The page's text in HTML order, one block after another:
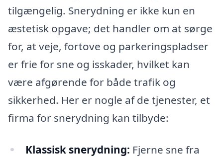
tilgængelig. Snerydning er ikke kun en
æstetisk opgave; det handler om at sørge
for, at veje, fortove og parkeringspladser
er frie for sne og isskader, hvilket kan
være afgørende for både trafik og
sikkerhed. Her er nogle af de tjenester, et
firma for snerydning kan tilbyde:
Klassisk snerydning: Fjerne sne fra